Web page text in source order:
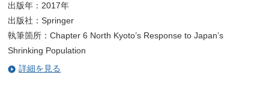
出版年：2017年
出版社：Springer
執筆箇所：Chapter 6 North Kyoto’s Response to Japan’s
Shrinking Population
詳細を見る